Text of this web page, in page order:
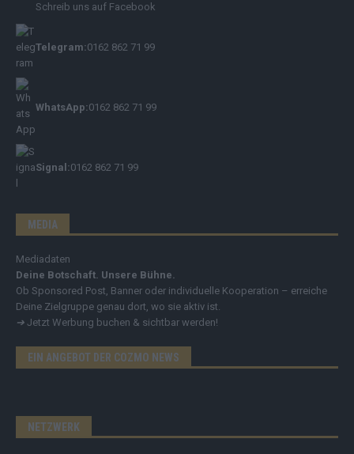
Schreib uns auf Facebook
Telegram:0162 862 71 99
WhatsApp:0162 862 71 99
Signal:0162 862 71 99
MEDIA
Mediadaten
Deine Botschaft. Unsere Bühne.
Ob Sponsored Post, Banner oder individuelle Kooperation – erreiche
Deine Zielgruppe genau dort, wo sie aktiv ist.
➔ Jetzt Werbung buchen & sichtbar werden!
EIN ANGEBOT DER COZMO NEWS
NETZWERK